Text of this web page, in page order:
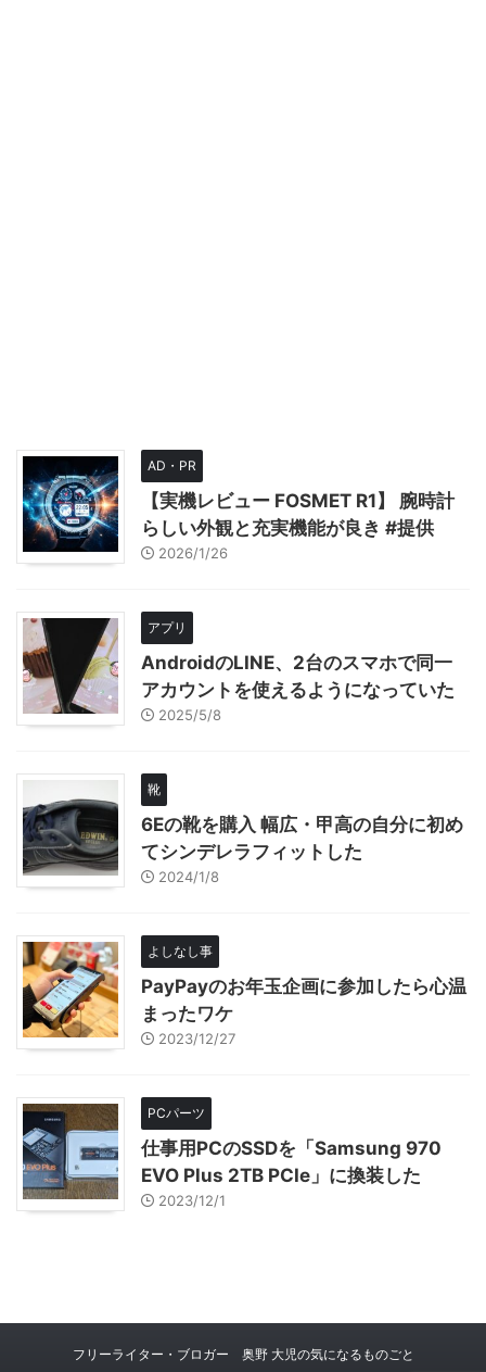
AD・PR
【実機レビュー FOSMET R1】 腕時計
らしい外観と充実機能が良き #提供
2026/1/26
アプリ
AndroidのLINE、2台のスマホで同一
アカウントを使えるようになっていた
2025/5/8
靴
6Eの靴を購入 幅広・甲高の自分に初め
てシンデレラフィットした
2024/1/8
よしなし事
PayPayのお年玉企画に参加したら心温
まったワケ
2023/12/27
PCパーツ
仕事用PCのSSDを「Samsung 970
EVO Plus 2TB PCIe」に換装した
2023/12/1
フリーライター・ブロガー 奥野 大児の気になるものごと